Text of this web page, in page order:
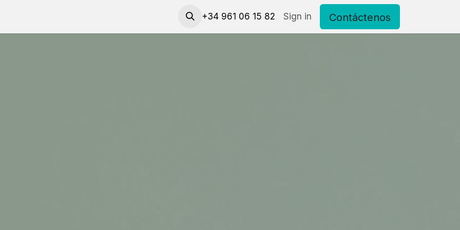
​Solicitud de servicios y préstamo de materiales Pide tu cita personalizada Contacto
+34 961 06 15 82 Sign in Contáctenos